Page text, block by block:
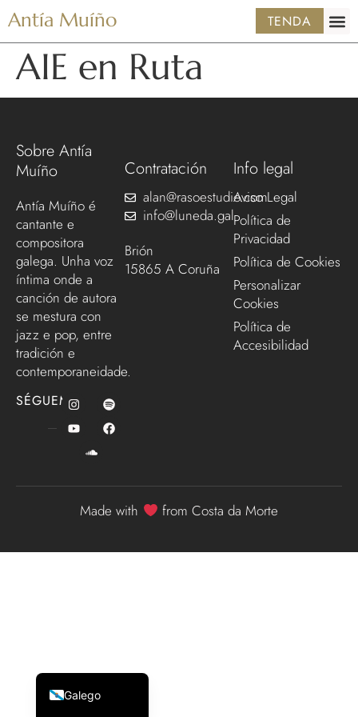
Antía Muíño TENDA
AIE en Ruta
Sobre Antía
Muíño
Antía Muíño é
cantante e
compositora
galega. Unha voz
íntima onde a
canción de autora
se mestura con
jazz e pop, entre
tradición e
contemporaneidade.
SÉGUEME
Contratación
alan@rasoestudio.com
info@luneda.gal
Brión
15865 A Coruña
Info legal
Aviso Legal
Política de
Privacidad
Política de Cookies
Personalizar
Cookies
Política de
Accesibilidad
Made with from Costa da Morte
Galego